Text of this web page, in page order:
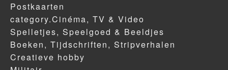
Postkaarten
category.Cinéma, TV & Video
Spelletjes, Speelgoed & Beeldjes
Boeken, Tijdschriften, Stripverhalen
Creatieve hobby